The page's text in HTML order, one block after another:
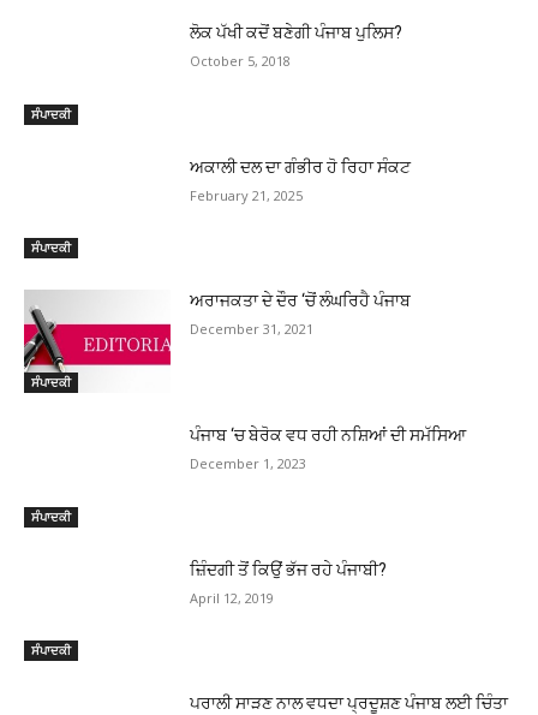
ਸੰਪਾਦਕੀ
ਲੋਕ ਪੱਖੀ ਕਦੋਂ ਬਣੇਗੀ ਪੰਜਾਬ ਪੁਲਿਸ?
October 5, 2018
ਸੰਪਾਦਕੀ
ਅਕਾਲੀ ਦਲ ਦਾ ਗੰਭੀਰ ਹੋ ਰਿਹਾ ਸੰਕਟ
February 21, 2025
ਸੰਪਾਦਕੀ
ਅਰਾਜਕਤਾ ਦੇ ਦੌਰ ‘ਚੋਂ ਲੰਘਰਿਹੈ ਪੰਜਾਬ
December 31, 2021
ਸੰਪਾਦਕੀ
ਪੰਜਾਬ ‘ਚ ਬੇਰੋਕ ਵਧ ਰਹੀ ਨਸ਼ਿਆਂ ਦੀ ਸਮੱਸਿਆ
December 1, 2023
ਸੰਪਾਦਕੀ
ਜ਼ਿੰਦਗੀ ਤੋਂ ਕਿਉਂ ਭੱਜ ਰਹੇ ਪੰਜਾਬੀ?
April 12, 2019
ਪਰਾਲੀ ਸਾੜਣ ਨਾਲ ਵਧਦਾ ਪ੍ਰਦੂਸ਼ਣ ਪੰਜਾਬ ਲਈ ਚਿੰਤਾ